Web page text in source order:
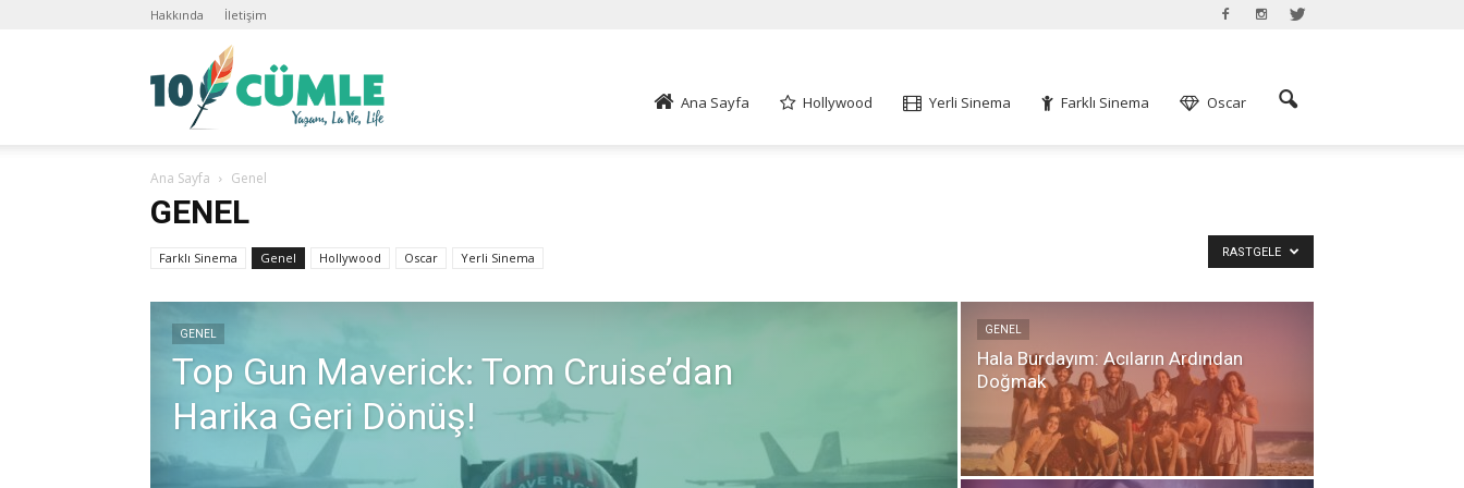
Hakkında İletişim
Ana Sayfa Hollywood Yerli Sinema Farklı Sinema Oscar
Ana Sayfa Genel
GENEL
Farklı Sinema Genel Hollywood Oscar Yerli Sinema RASTGELE
GENEL
Top Gun Maverick: Tom Cruise’dan
Harika Geri Dönüş!
GENEL
Hala Burdayım: Acıların Ardından
Doğmak